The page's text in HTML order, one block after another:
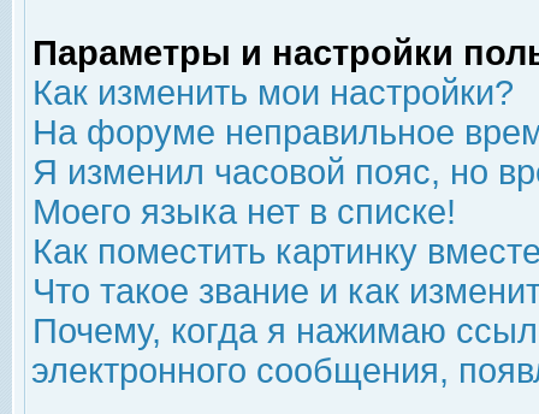
Параметры и настройки
Как изменить мои настройки?
На форуме неправильное
Я изменил часовой пояс, но
Моего языка нет в списке!
Как поместить картинку
Что такое звание и как
Почему, когда я нажимаю
электронного сообщения,